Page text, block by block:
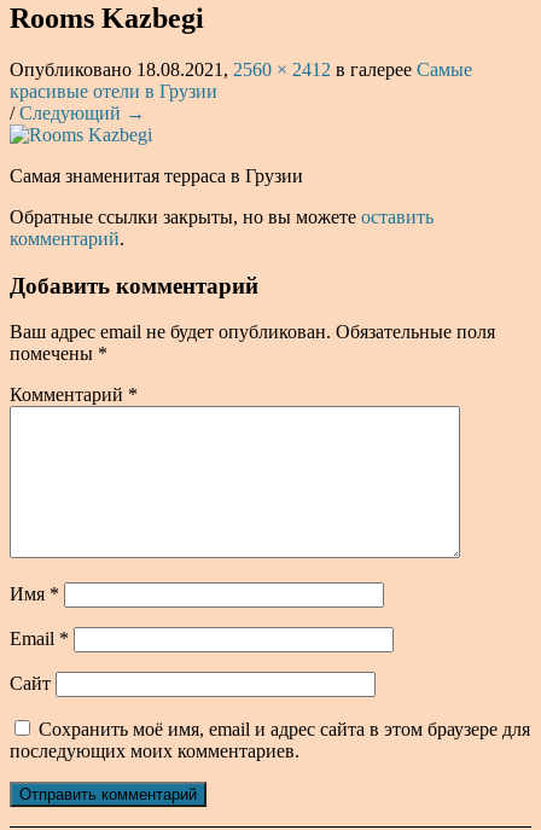
Rooms Kazbegi
Опубликовано 18.08.2021 , 2560 × 2412 в галерее Самые
красивые отели в Грузии
/Следующий →
Самая знаменитая терраса в Грузии
Обратные ссылки закрыты, но вы можете оставить
комментарий.
Добавить комментарий
Ваш адрес email не будет опубликован. Обязательные поля
помечены *
Комментарий *
Имя *
Email *
Сайт
Сохранить моё имя, email и адрес сайта в этом браузере для
последующих моих комментариев.